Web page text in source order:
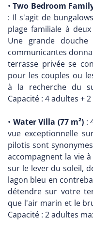
•Two Bedroom
: Il s'agit de
plage familiale à
Une grande
communicantes
terrasse privée se
pour les couples ou
à la recherche du
Capacité : 4 adultes +
• Water Villa (77 m²) :
vue exceptionnelle
pilotis sont
accompagnent la vie
sur le lever du soleil,
lagon bleu en
détendre sur votre
que l'air marin et le
Capacité : 2 adultes